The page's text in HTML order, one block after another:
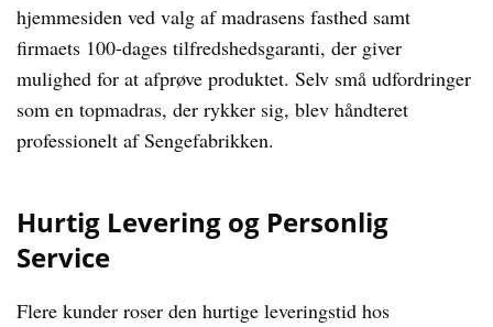
hjemmesiden ved valg af madrasens fasthed samt
firmaets 100-dages tilfredshedsgaranti, der giver
mulighed for at afprøve produktet. Selv små udfordringer
som en topmadras, der rykker sig, blev håndteret
professionelt af Sengefabrikken.
Hurtig Levering og Personlig
Service
Flere kunder roser den hurtige leveringstid hos